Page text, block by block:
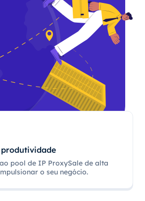
pool de IP ProxySale de alta
o seu negócio.